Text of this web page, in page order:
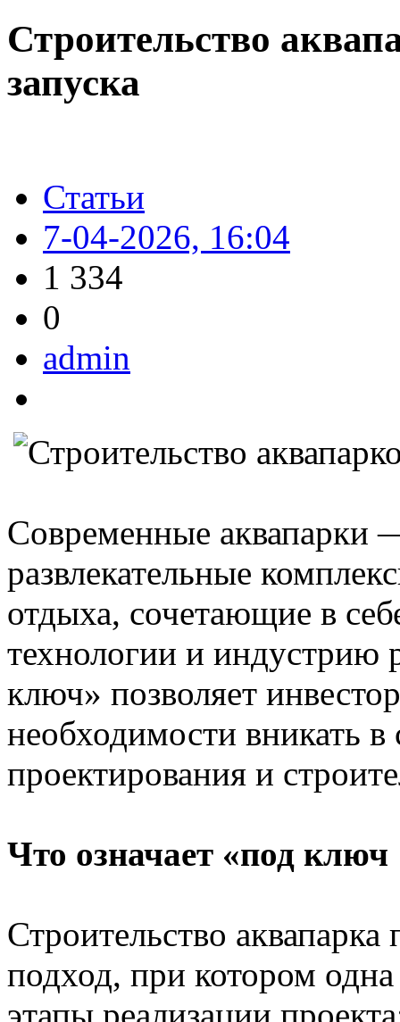
Строительство
запуска
Статьи
7-04-2026, 16:04
1 334
0
admin
Современные аквапарки
развлекательные
отдыха, сочетающие в
технологии и индустрию
ключ» позволяет
необходимости вникать
проектирования и
Что означает «под ключ
Строительство
подход, при котором